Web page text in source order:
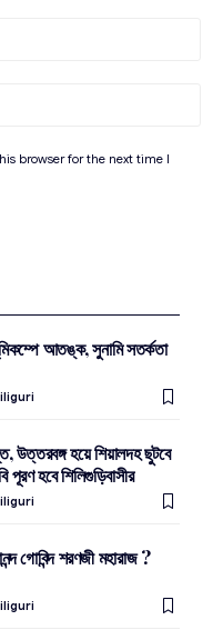
browser for the next time I
আতঙ্ক, সুনামি সতর্কতা
উত্তরবঙ্গ হয়ে শিয়ালদহ ছুটবে
পূরণ হবে শিলিগুড়িবাসীর
গোবিন্দ শরণজী মহারাজ ?